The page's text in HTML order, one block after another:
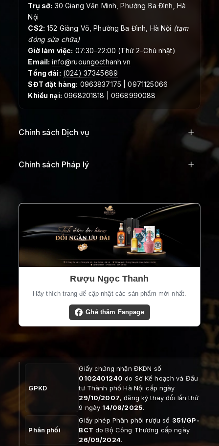
Trụ sở: 30 Giang Văn Minh, Phường Ba Đình, Hà
Nội
CS2: 152 Giảng Võ, Phường Ba Đình, Hà Nội (tạm
đóng sửa chữa)
Giờ làm việc: 07:30–22:00 (Thứ 2–Chủ nhật)
Email: info@ruoungocthanh.vn
Tổng đài: (024) 37345689
SĐT đặt hàng: 0963837175 | 0971125066
Khiếu nại: 0968201818 | 0968990088
Chính sách Dịch vụ
Chính sách Pháp lý
Rượu Ngọc Thanh
Hãy thích trang để cập nhật các sản phẩm mới nhất.
Ghé thăm Fanpage
GPKD
Giấy chứng nhận ĐKDN số
0102401240 do Sở Kế hoạch và Đầu
tư Thành phố Hà Nội cấp ngày
29/10/2007, đăng ký thay đổi lần thứ
9 ngày 14/08/2025.
Phân phối
Giấy phép Phân phối rượu số 351/GP-
BCT do Bộ Công Thương cấp ngày
26/09/2024.